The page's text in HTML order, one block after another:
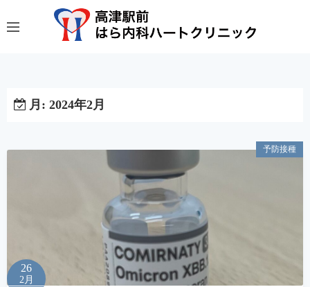
ン
ッ
月: 2024年2月
予防接種
26
2月